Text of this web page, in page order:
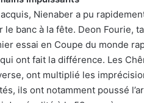
Nienaber a pu
le banc à la fête. Deon Fourie,
essai en Coupe du monde
ont fait la différence. Les
ont multiplié les
ils ont notamment poussé